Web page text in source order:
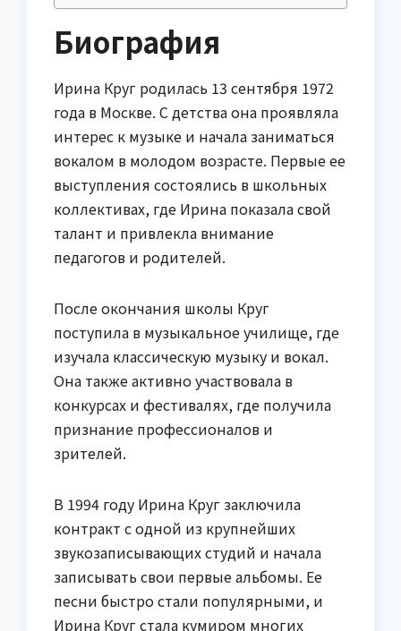
Биография
Ирина Круг родилась 13 сентября 1972
года в Москве. С детства она проявляла
интерес к музыке и начала заниматься
вокалом в молодом возрасте. Первые ее
выступления состоялись в школьных
коллективах, где Ирина показала свой
талант и привлекла внимание
педагогов и родителей.
После окончания школы Круг
поступила в музыкальное училище, где
изучала классическую музыку и вокал.
Она также активно участвовала в
конкурсах и фестивалях, где получила
признание профессионалов и
зрителей.
В 1994 году Ирина Круг заключила
контракт с одной из крупнейших
звукозаписывающих студий и начала
записывать свои первые альбомы. Ее
песни быстро стали популярными, и
Ирина Круг стала кумиром многих